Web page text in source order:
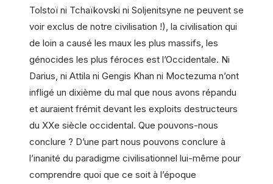
Tolstoï ni Tchaïkovski ni Soljenitsyne ne peuvent se
voir exclus de notre civilisation !), la civilisation qui
de loin a causé les maux les plus massifs, les
génocides les plus féroces est l’Occidentale. Ni
Darius, ni Attila ni Gengis Khan ni Moctezuma n’ont
infligé un dixième du mal que nous avons répandu
et auraient frémit devant les exploits destructeurs
du XXe siècle occidental. Que pouvons-nous
conclure ? D’une part nous pouvons conclure à
l’inanité du paradigme civilisationnel lui-même pour
comprendre quoi que ce soit à l’époque